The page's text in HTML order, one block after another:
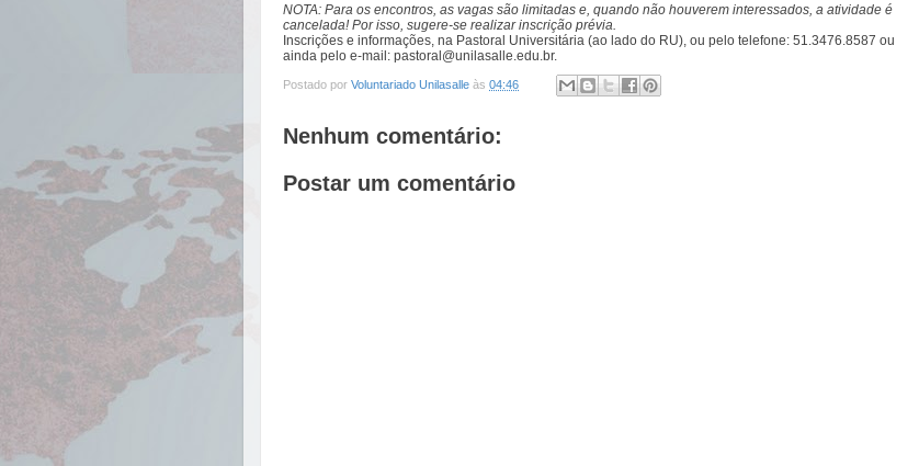
NOTA: Para os encontros, as vagas são limitadas e, quando não houverem interessados, a atividade é
cancelada! Por isso, sugere-se realizar inscrição prévia.
Inscrições e informações, na Pastoral Universitária (ao lado do RU), ou pelo telefone: 51.3476.8587 ou
ainda pelo e-mail: pastoral@unilasalle.edu.br.
Postado por Voluntariado Unilasalle às 04:46
Nenhum comentário:
Postar um comentário